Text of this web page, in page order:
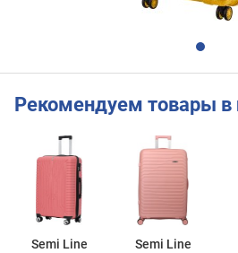
Рекомендуем товары в
Semi Line
Semi Line